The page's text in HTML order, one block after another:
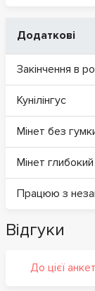
Додаткові
Закінчення в
Кунілінгус
Мінет без
Мінет глибокий
Працюю з
Відгуки
До цієї